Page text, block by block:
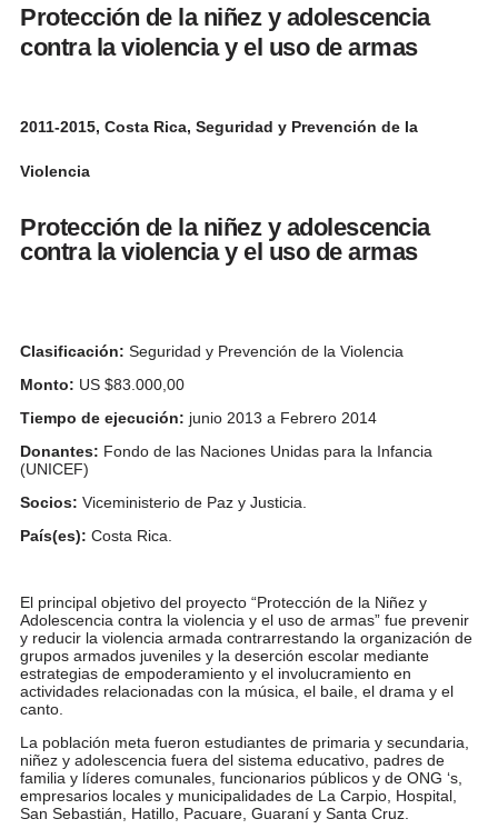
Protección de la niñez y adolescencia
contra la violencia y el uso de armas
2011-2015, Costa Rica, Seguridad y Prevención de la
Violencia
Protección de la niñez y adolescencia
contra la violencia y el uso de armas
Clasificación: Seguridad y Prevención de la Violencia
Monto: US $83.000,00
Tiempo de ejecución: junio 2013 a Febrero 2014
Donantes: Fondo de las Naciones Unidas para la Infancia
(UNICEF)
Socios: Viceministerio de Paz y Justicia.
País(es): Costa Rica.
El principal objetivo del proyecto “Protección de la Niñez y
Adolescencia contra la violencia y el uso de armas” fue prevenir
y reducir la violencia armada contrarrestando la organización de
grupos armados juveniles y la deserción escolar mediante
estrategias de empoderamiento y el involucramiento en
actividades relacionadas con la música, el baile, el drama y el
canto.
La población meta fueron estudiantes de primaria y secundaria,
niñez y adolescencia fuera del sistema educativo, padres de
familia y líderes comunales, funcionarios públicos y de ONG ‘s,
empresarios locales y municipalidades de La Carpio, Hospital,
San Sebastián, Hatillo, Pacuare, Guaraní y Santa Cruz.